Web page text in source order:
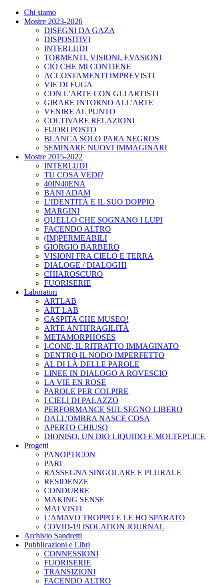
Chi siamo
Mostre 2023-2026
DISEGNI DA GAZA
DISPOSITIVI
INTERLUDI
TORMENTI, VISIONI, EVASIONI
CIÒ CHE MI CONTIENE
ACCOSTAMENTI IMPREVISTI
VIE DI FUGA
CON L’ARTE CON GLI ARTISTI
GIRARE INTORNO ALL'ARTE
VENIRE AL PUNTO
COLTIVARE RELAZIONI
FUORI POSTO
BLANCA SOLO PARA NEGROS
SEMINARE NUOVI IMMAGINARI
Mostre 2015-2022
INTERLUDI
TU COSA VEDI?
40IN40ENA
BANI ADAM
L'IDENTITÀ E IL SUO DOPPIO
MARGINI
QUELLO CHE SOGNANO I LUPI
FACENDO ALTRO
(IM)PERMEABILI
GIORGIO BARBERO
VISIONI FRA CIELO E TERRA
DIALOGE / DIALOGHI
CHIAROSCURO
FUORISERIE
Laboratori
ARTLAB
ART LAB
CASPITA CHE MUSEO!
ARTE ANTIFRAGILITÀ
METAMORPHOSES
I-CONE, IL RITRATTO IMMAGINATO
DENTRO IL NODO IMPERFETTO
AL DI LÀ DELLE PAROLE
LINEE IN DIALOGO A ROVESCIO
LA VIE EN ROSE
PAROLE PER COLPIRE
I CIELI DI PALAZZO
PERFORMANCE SUL SEGNO LIBERO
DALL'OMBRA NASCE COSA
APERTO CHIUSO
DIONISO, UN DIO LIQUIDO E MOLTEPLICE
Progetti
PANOPTICON
PARI
RASSEGNA SINGOLARE E PLURALE
RESIDENZE
CONDURRE
MAKING SENSE
MAI VISTI
L'AMAVO TROPPO E LE HO SPARATO
COVID-19 ISOLATION JOURNAL
Archivio Sandretti
Pubblicazioni e Libri
CONNESSIONI
FUORISERIE
TRANSIZIONI
FACENDO ALTRO